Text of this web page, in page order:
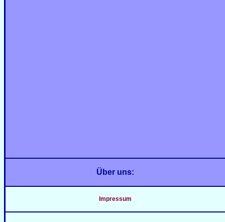
Über uns:
Impressum